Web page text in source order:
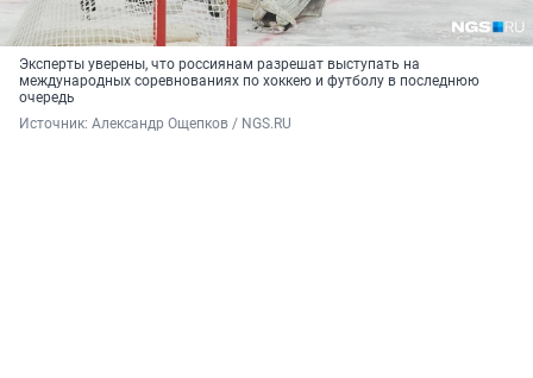
Эксперты уверены, что россиянам разрешат выступать на
международных соревнованиях по хоккею и футболу в последнюю
очередь
Источник: Александр Ощепков / NGS.RU